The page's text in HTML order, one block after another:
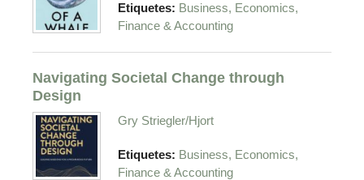
Etiquetes: Business, Economics,
Finance & Accounting
Navigating Societal Change through
Design
Gry Striegler/Hjort
Etiquetes: Business, Economics,
Finance & Accounting